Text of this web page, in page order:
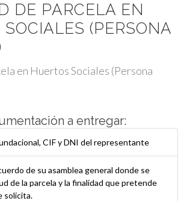
DE PARCELA EN
SOCIALES (PERSONA
en Huertos Sociales (Persona
a entregar:
CIF y DNI del representante
de su asamblea general donde se
de la parcela y la finalidad que pretende
solicita.